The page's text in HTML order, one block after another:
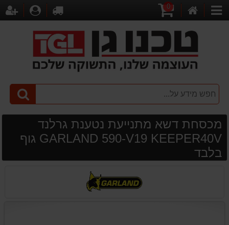
קטגוריות
הבית
0
לקופה
מכסחת דשא מתנייעת נטענת גרלנד
GARLAND 590-V19 KEEPER40V גוף
בלבד